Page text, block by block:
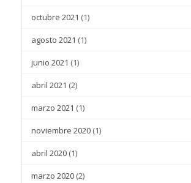
octubre 2021 (1)
agosto 2021 (1)
junio 2021 (1)
abril 2021 (2)
marzo 2021 (1)
noviembre 2020 (1)
abril 2020 (1)
marzo 2020 (2)